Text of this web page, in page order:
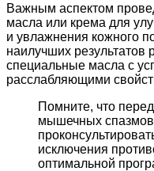
Важным аспектом
масла или крема для
и увлажнения кожного
наилучших результатов
специальные масла с
расслабляющими
Помните, что
мышечных
исключения
оптимальной